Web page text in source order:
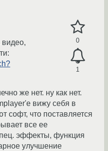
0
1
видео,
же нет. ну как нет.
вижу себя в
софт, что поставляется
все ее
эффекты, функция
улучшение